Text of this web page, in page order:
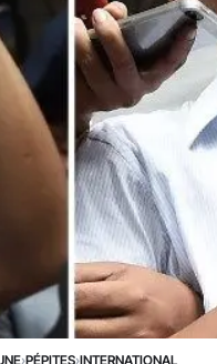
›PÉPITES›INTERNATIONAL